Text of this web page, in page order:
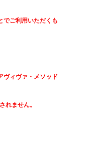
でご利用いただくも
ヴィヴァ・メソッド
れません。